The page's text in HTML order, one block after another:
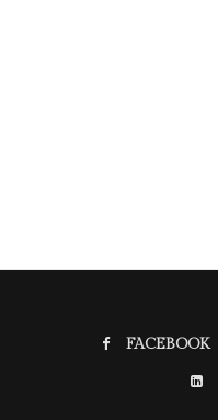
FACEBOOK